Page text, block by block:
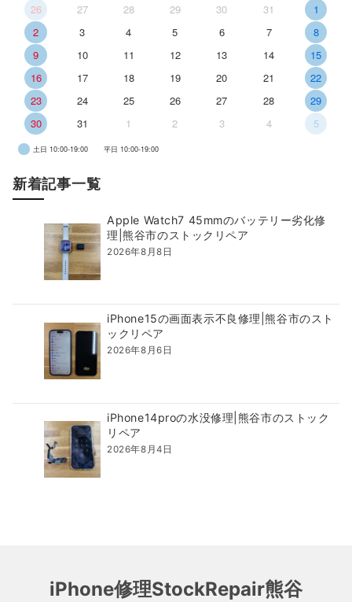
26 27 28 29 30 31
1
2
3 4 5 6 7
8
9
10 11 12 13 14
15
16
17 18 19 20 21
22
23
24 25 26 27 28
29
30
31 1 2 3 4 5
土日 10:00-19:00 平日 10:00-19:00
新着記事一覧
Apple Watch7 45mmのバッテリー劣化修
理|熊谷市のストックリペア
2026年8月8日
iPhone15の画面表示不良修理|熊谷市のスト
ックリペア
2026年8月6日
iPhone14proの水没修理|熊谷市のストック
リペア
2026年8月4日
iPhone修理StockRepair熊谷